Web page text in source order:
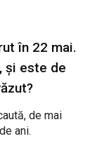
în 22 mai.
și este de
de mai
ani.